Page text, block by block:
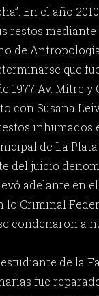
En el año
restos mediante
de
que
1977 Av. Mitre y
con Susana
inhumados
de La Plata
del juicio
adelante en
lo Criminal
condenaron a
de la
fue